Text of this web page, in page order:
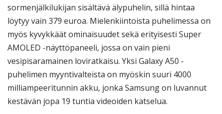
sormenjälkilukijan sisältävä älypuhelin, sillä hintaa
löytyy vain 379 euroa. Mielenkiintoista puhelimessa on
myös kyvykkäät ominaisuudet sekä erityisesti Super
AMOLED -näyttöpaneeli, jossa on vain pieni
vesipisaramainen loviratkaisu. Yksi Galaxy A50 -
puhelimen myyntivalteista on myöskin suuri 4000
milliampeeritunnin akku, jonka Samsung on luvannut
kestävän jopa 19 tuntia videoiden katselua.